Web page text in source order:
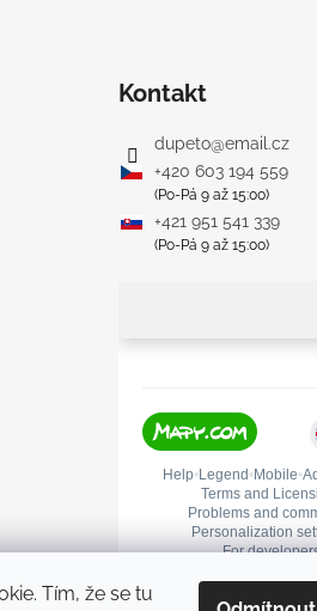
Tím, že se tu
Kontakt
dupeto@email.cz
+420 603 194 559
(Po-Pá 9 až 15:00)
+421 951 541 339
(Po-Pá 9 až 15:00)